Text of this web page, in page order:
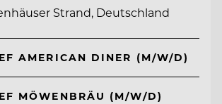
Strand, Deutschland
AMERICAN DINER (M/W/D)
MÖWENBRÄU (M/W/D)